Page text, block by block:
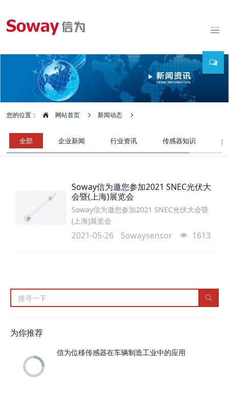
您的位置： 网站首页 新闻动态
全部 企业新闻 行业资讯 传感器知识
Soway信为邀您参加2021 SNEC光伏大
会暨(上海)展览会
Soway信为邀您参加2021 SNEC光伏大会暨
(上海)展览会
2021-05-26 Sowaysensor 1613
为你推荐
信为位移传感器在车辆制造工业中的应用